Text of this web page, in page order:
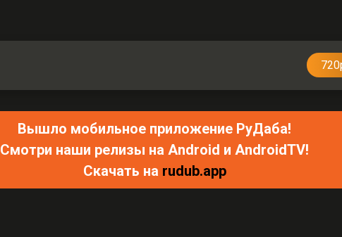
Вышло мобильное приложение РуДаба!
Смотри наши релизы на Android и AndroidTV!
Скачать на rudub.app